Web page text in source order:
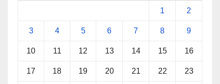
1 2
3 4 5 6 7 8 9
10 11 12 13 14 15 16
17 18 19 20 21 22 23